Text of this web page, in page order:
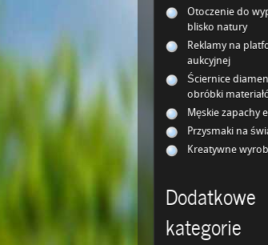
Otoczenie do
blisko natury
Reklamy na
aukcyjnej
Ściernice
obróbki
Męskie zapachy
Przysmaki na
Kreatywne
Dodatkowe
kategorie